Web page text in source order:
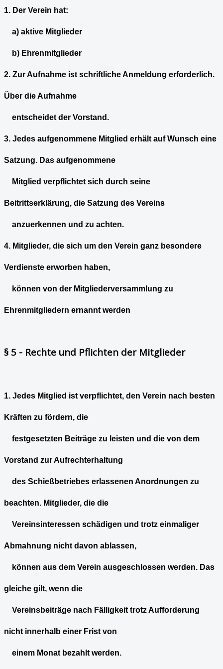
1. Der Verein hat:
a) aktive Mitglieder
b) Ehrenmitglieder
2. Zur Aufnahme ist schriftliche Anmeldung erforderlich.
Über die Aufnahme
entscheidet der Vorstand.
3. Jedes aufgenommene Mitglied erhält auf Wunsch eine
Satzung. Das aufgenommene
Mitglied verpflichtet sich durch seine
Beitrittserklärung, die Satzung des Vereins
anzuerkennen und zu achten.
4. Mitglieder, die sich um den Verein ganz besondere
Verdienste erworben haben,
können von der Mitgliederversammlung zu
Ehrenmitgliedern ernannt werden
§ 5 - Rechte und Pflichten der Mitglieder
1. Jedes Mitglied ist verpflichtet, den Verein nach besten
Kräften zu fördern, die
festgesetzten Beiträge zu leisten und die von dem
Vorstand zur Aufrechterhaltung
des Schießbetriebes erlassenen Anordnungen zu
beachten. Mitglieder, die die
Vereinsinteressen schädigen und trotz einmaliger
Abmahnung nicht davon ablassen,
können aus dem Verein ausgeschlossen werden. Das
gleiche gilt, wenn die
Vereinsbeiträge nach Fälligkeit trotz Aufforderung
nicht innerhalb einer Frist von
einem Monat bezahlt werden.